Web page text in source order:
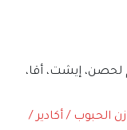
لحصن، إيشت، أقا،
الحبوب / أكادير /